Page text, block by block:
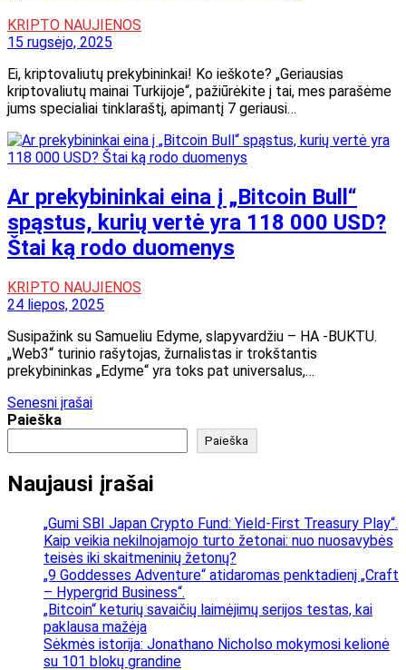
KRIPTO NAUJIENOS
15 rugsėjo, 2025
Ei, kriptovaliutų prekybininkai! Ko ieškote? „Geriausias
kriptovaliutų mainai Turkijoje“, pažiūrėkite į tai, mes parašėme
jums specialiai tinklaraštį, apimantį 7 geriausi…
Ar prekybininkai eina į „Bitcoin Bull“
spąstus, kurių vertė yra 118 000 USD?
Štai ką rodo duomenys
KRIPTO NAUJIENOS
24 liepos, 2025
Susipažink su Samueliu Edyme, slapyvardžiu – HA -BUKTU.
„Web3“ turinio rašytojas, žurnalistas ir trokštantis
prekybininkas „Edyme“ yra toks pat universalus,…
Navigacija
tarp
įrašų
Senesni įrašai
Paieška
Paieška
Naujausi įrašai
„Gumi SBI Japan Crypto Fund: Yield-First Treasury Play“.
Kaip veikia nekilnojamojo turto žetonai: nuo nuosavybės
teisės iki skaitmeninių žetonų?
„9 Goddesses Adventure“ atidaromas penktadienį „Craft
– Hypergrid Business“.
„Bitcoin“ keturių savaičių laimėjimų serijos testas, kai
paklausa mažėja
Sėkmės istorija: Jonathano Nicholso mokymosi kelionė
su 101 blokų grandine